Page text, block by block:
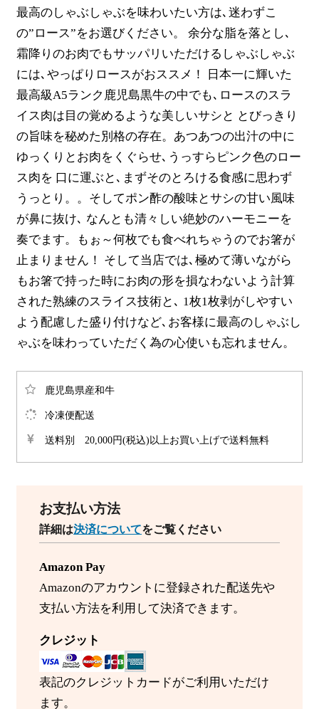
最高のしゃぶしゃぶを味わいたい方は､迷わずこ
の”ロース”をお選びください。 余分な脂を落とし､
霜降りのお肉でもサッパリいただけるしゃぶしゃぶ
には､やっぱりロースがおススメ！ 日本一に輝いた
最高級A5ランク鹿児島黒牛の中でも､ロースのスラ
イス肉は目の覚めるような美しいサシと とびっきり
の旨味を秘めた別格の存在。あつあつの出汁の中に
ゆっくりとお肉をくぐらせ､うっすらピンク色のロー
ス肉を 口に運ぶと､まずそのとろける食感に思わず
うっとり。。そしてポン酢の酸味とサシの甘い風味
が鼻に抜け､ なんとも清々しい絶妙のハーモニーを
奏でます。もぉ～何枚でも食べれちゃうのでお箸が
止まりません！ そして当店では､極めて薄いながら
もお箸で持った時にお肉の形を損なわないよう計算
された熟練のスライス技術と､ 1枚1枚剥がしやすい
よう配慮した盛り付けなど､お客様に最高のしゃぶし
ゃぶを味わっていただく為の心使いも忘れません。
鹿児島県産和牛
冷凍便配送
送料別 20,000円(税込)以上お買い上げで送料無料
お支払い方法
詳細は決済についてをご覧ください
Amazon Pay
Amazonのアカウントに登録された配送先や
支払い方法を利用して決済できます。
クレジット
表記のクレジットカードがご利用いただけ
ます。